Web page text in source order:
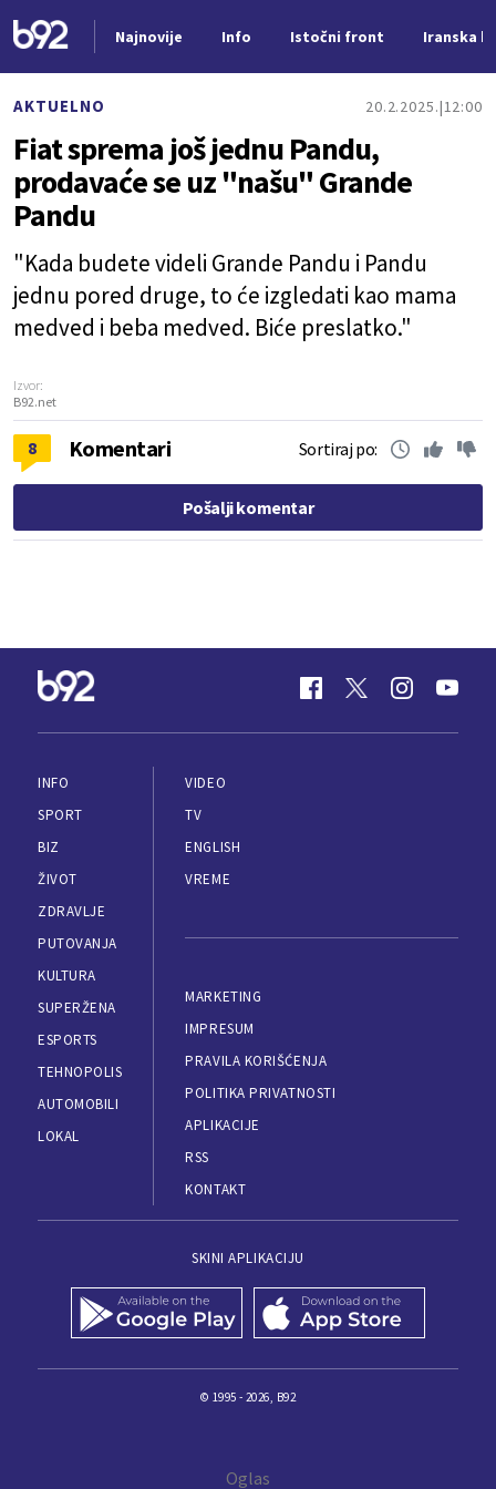
Najnovije Info Istočni front Iranska
AKTUELNO 20.2.2025. 12:00
Fiat sprema još jednu Pandu,
prodavaće se uz "našu" Grande
Pandu
"Kada budete videli Grande Pandu i Pandu
jednu pored druge, to će izgledati kao mama
medved i beba medved. Biće preslatko."
Izvor:
B92.net
8 Komentari Sortiraj po:
Pošalji komentar
INFO
SPORT
BIZ
ŽIVOT
ZDRAVLJE
PUTOVANJA
KULTURA
SUPERŽENA
ESPORTS
TEHNOPOLIS
AUTOMOBILI
LOKAL
VIDEO
TV
ENGLISH
VREME
MARKETING
IMPRESUM
PRAVILA KORIŠĆENJA
POLITIKA PRIVATNOSTI
APLIKACIJE
RSS
KONTAKT
SKINI APLIKACIJU
© 1995 - 2026, B92